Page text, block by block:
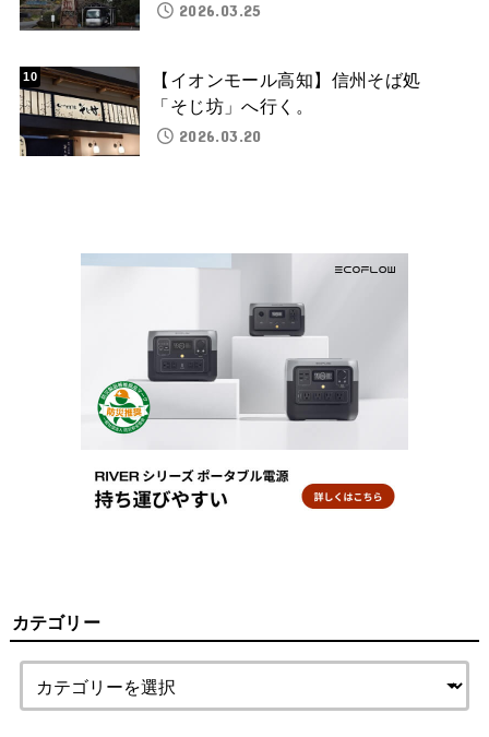
2026.03.25
【イオンモール高知】信州そば処
「そじ坊」へ行く。
2026.03.20
カテゴリー